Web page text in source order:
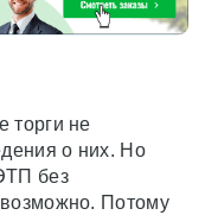
торги не
о них. Но
без
Потому